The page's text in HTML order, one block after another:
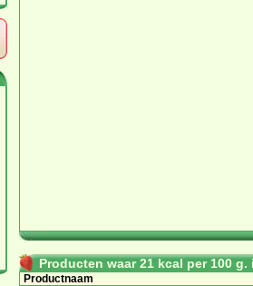
Producten waar 21 kcal per 100
Productnaam